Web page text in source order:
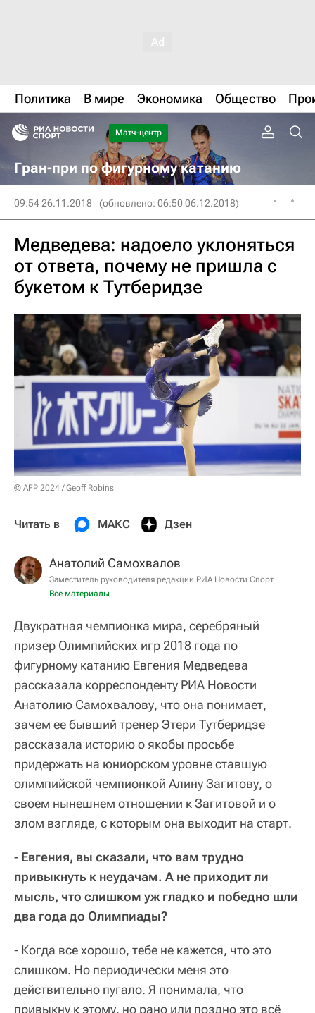
Политика В мире Экономика Общество
Матч-центр
Гран-при по фигурному катанию
09:54 26.11.2018 (обновлено: 06:50 06.12.2018)
Медведева: надоело уклоняться
от ответа, почему не пришла с
букетом к Тутберидзе
© AFP 2024 / Geoff Robins
Читать в МАКС Дзен
Анатолий Самохвалов
Заместитель руководителя редакции РИА Новости Спорт
Все материалы
Двукратная чемпионка мира, серебряный
призер Олимпийских игр 2018 года по
фигурному катанию Евгения Медведева
рассказала корреспонденту РИА Новости
Анатолию Самохвалову, что она понимает,
зачем ее бывший тренер Этери Тутберидзе
рассказала историю о якобы просьбе
придержать на юниорском уровне ставшую
олимпийской чемпионкой Алину Загитову, о
своем нынешнем отношении к Загитовой и о
злом взгляде, с которым она выходит на старт.
- Евгения, вы сказали, что вам трудно
привыкнуть к неудачам. А не приходит ли
мысль, что слишком уж гладко и победно шли
два года до Олимпиады?
- Когда все хорошо, тебе не кажется, что это
слишком. Но периодически меня это
действительно пугало. Я понимала, что
привыкну к этому, но рано или поздно это всё